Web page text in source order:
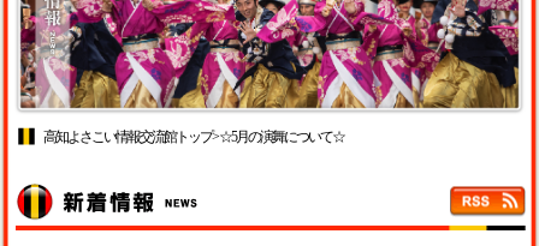
高知よさこい情報交流館トップ> ☆5月の演舞について☆